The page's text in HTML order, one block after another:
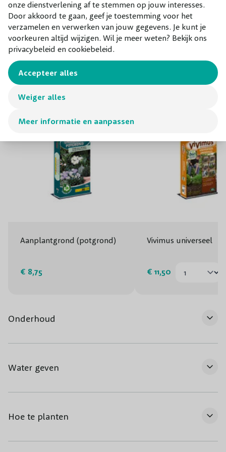
onze dienstverlening af te stemmen op jouw interesses.
Door akkoord te gaan, geef je toestemming voor het
verzamelen en verwerken van jouw gegevens. Je kunt je
voorkeuren altijd wijzigen. Wil je meer weten? Bekijk ons
privacybeleid en cookiebeleid.
Meer informatie en aanpassen
Weiger alles
Accepteer alles
goed doorlatende bodem staat.
Combineer met
Onze aanraders bij dit product
Aanplantgrond (potgrond)
€ 8,75
Vivimus universeel
€ 11,50
Onderhoud
Water geven
Hoe te planten